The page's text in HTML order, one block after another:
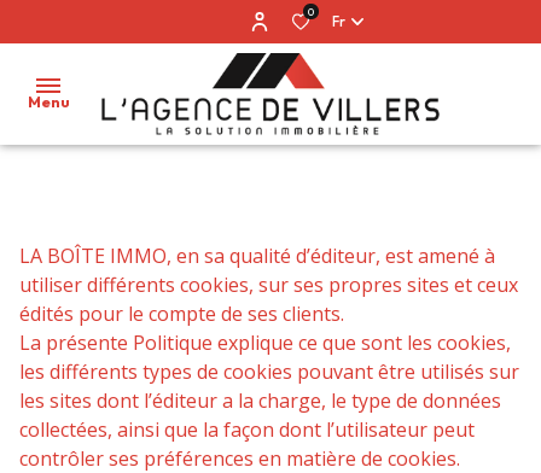
0
Fr
Menu
agence
nos
ventes
estimation
alerte
e-
LA BOÎTE IMMO, en sa qualité d’éditeur, est amené à
utiliser différents cookies, sur ses propres sites et ceux
édités pour le compte de ses clients.
La présente Politique explique ce que sont les cookies,
les différents types de cookies pouvant être utilisés sur
les sites dont l’éditeur a la charge, le type de données
collectées, ainsi que la façon dont l’utilisateur peut
contrôler ses préférences en matière de cookies.